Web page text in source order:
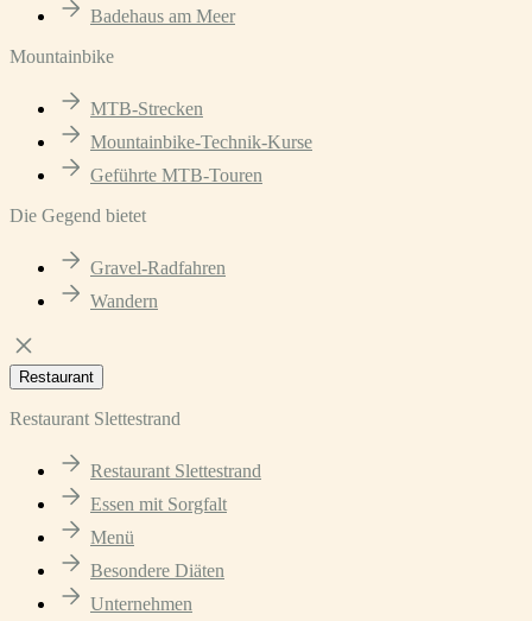
Badehaus am Meer
Mountainbike
MTB-Strecken
Mountainbike-Technik-Kurse
Geführte MTB-Touren
Die Gegend bietet
Gravel-Radfahren
Wandern
Restaurant
Restaurant Slettestrand
Restaurant Slettestrand
Essen mit Sorgfalt
Menü
Besondere Diäten
Unternehmen